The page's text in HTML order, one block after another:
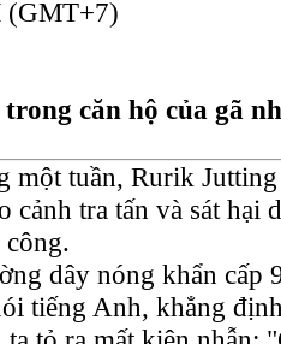
(GMT+7)
căn hộ của gã
một tuần, Rurik
cảnh tra tấn và sát hại
dây nóng khẩn cấp
tiếng Anh, khẳng